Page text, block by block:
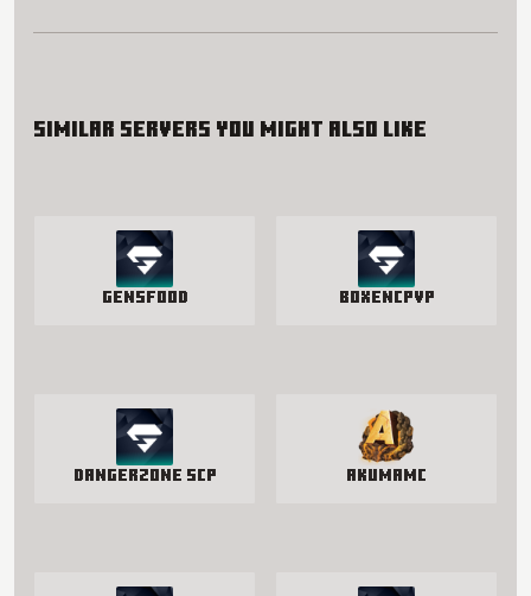
Similar servers you might also like
GensFood BoxenCPvP
Dangerzone SCP AkumaMC